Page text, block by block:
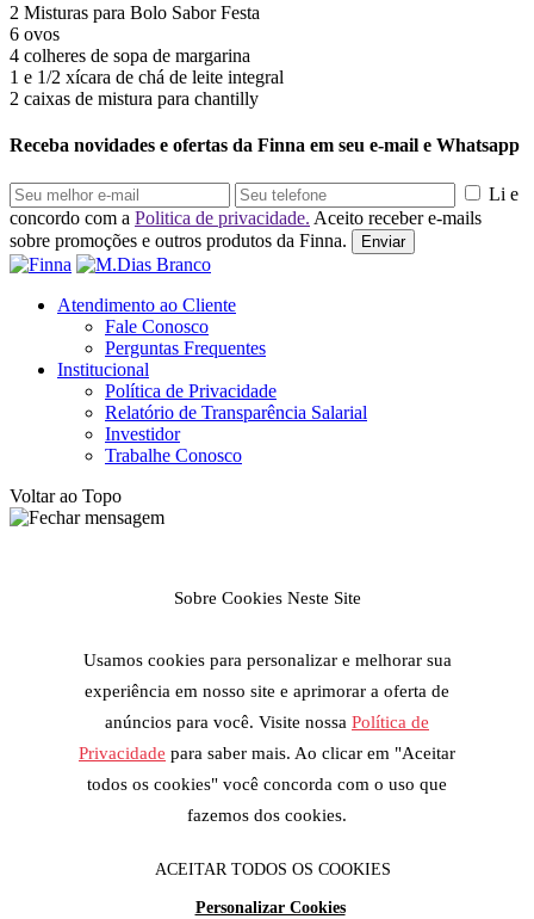
2 Misturas para Bolo Sabor Festa
6 ovos
4 colheres de sopa de margarina
1 e 1/2 xícara de chá de leite integral
2 caixas de mistura para chantilly
Receba novidades e ofertas da Finna em seu e-mail e Whatsapp
Li e
concordo com a Politica de privacidade. Aceito receber e-mails
sobre promoções e outros produtos da Finna.
Enviar
Atendimento ao Cliente
Fale Conosco
Perguntas Frequentes
Institucional
Política de Privacidade
Relatório de Transparência Salarial
Investidor
Trabalhe Conosco
Voltar ao Topo
Sobre Cookies Neste Site
Usamos cookies para personalizar e melhorar sua
experiência em nosso site e aprimorar a oferta de
anúncios para você. Visite nossa Política de
Privacidade para saber mais. Ao clicar em "Aceitar
todos os cookies" você concorda com o uso que
fazemos dos cookies.
ACEITAR TODOS OS COOKIES
Personalizar Cookies